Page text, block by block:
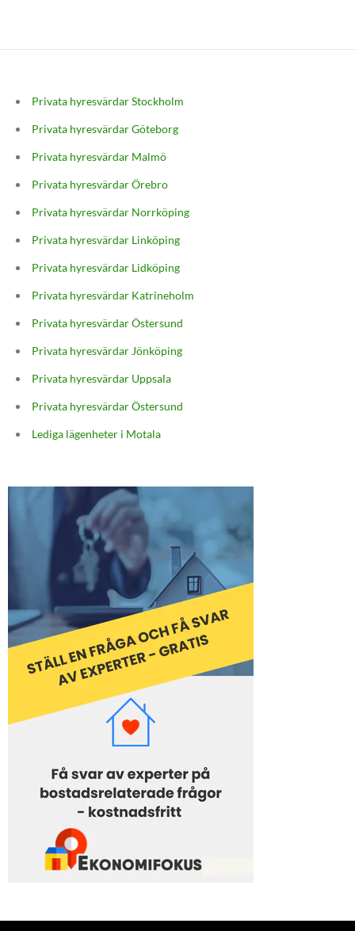
Privata hyresvärdar Stockholm
Privata hyresvärdar Göteborg
Privata hyresvärdar Malmö
Privata hyresvärdar Örebro
Privata hyresvärdar Norrköping
Privata hyresvärdar Linköping
Privata hyresvärdar Lidköping
Privata hyresvärdar Katrineholm
Privata hyresvärdar Östersund
Privata hyresvärdar Jönköping
Privata hyresvärdar Uppsala
Privata hyresvärdar Östersund
Lediga lägenheter i Motala